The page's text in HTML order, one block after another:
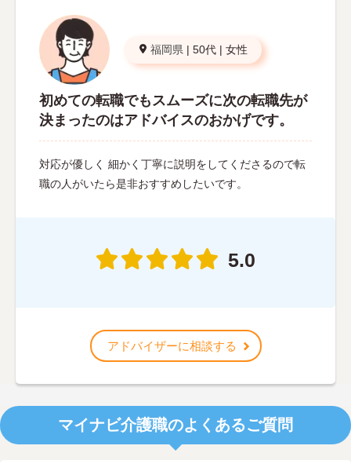
福岡県 | 50代 | 女性
初めての転職でもスムーズに次の転職先が
決まったのはアドバイスのおかげです。
対応が優しく 細かく丁寧に説明をしてくださるので転
職の人がいたら是非おすすめしたいです。
5.0
アドバイザーに相談する
マイナビ介護職のよくあるご質問